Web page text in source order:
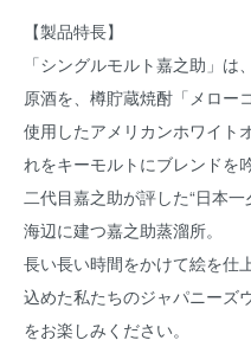
【製品特長】
「シングルモルト嘉之助」
原酒を、樽貯蔵焼酎「メロー
使用したアメリカンホワイト
れをキーモルトにブレンドを
二代目嘉之助が評した“日本
海辺に建つ嘉之助蒸溜所。
長い長い時間をかけて絵を仕
込めた私たちのジャパニーズ
をお楽しみください。